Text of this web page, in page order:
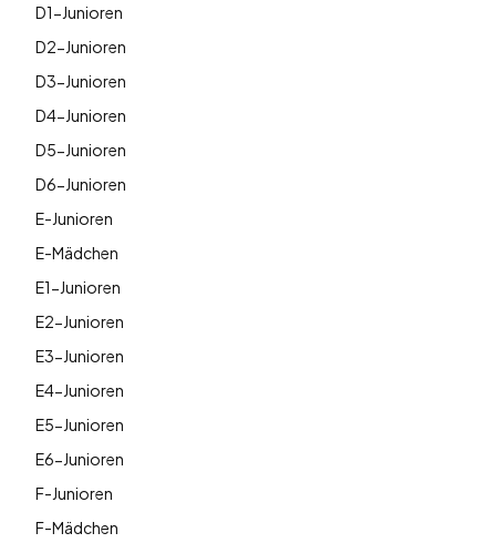
D1-Junioren
D2-Junioren
D3-Junioren
D4-Junioren
D5-Junioren
D6-Junioren
E-Junioren
E-Mädchen
E1-Junioren
E2-Junioren
E3-Junioren
E4-Junioren
E5-Junioren
E6-Junioren
F-Junioren
F-Mädchen